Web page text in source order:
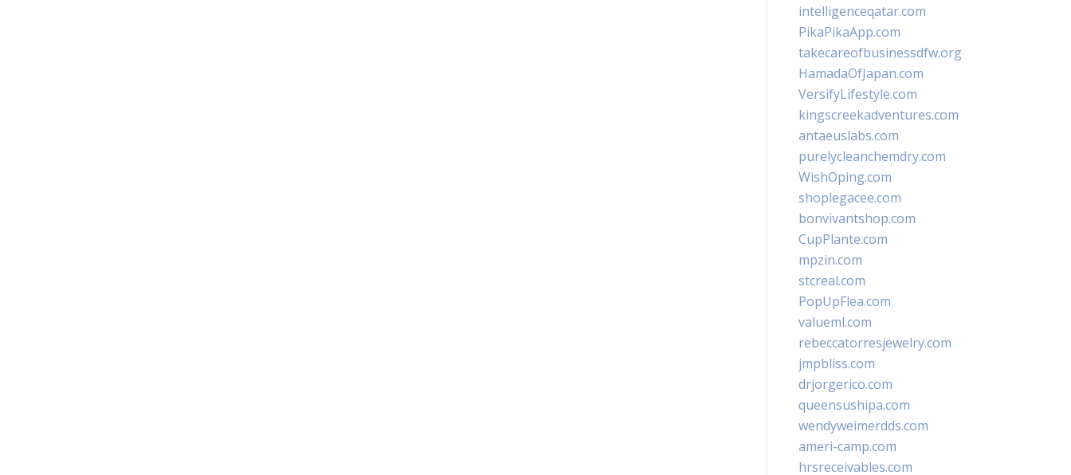
intelligenceqatar.com
PikaPikaApp.com
takecareofbusinessdfw.org
HamadaOfJapan.com
VersifyLifestyle.com
kingscreekadventures.com
antaeuslabs.com
purelycleanchemdry.com
WishOping.com
shoplegacee.com
bonvivantshop.com
CupPlante.com
mpzin.com
stcreal.com
PopUpFlea.com
valueml.com
rebeccatorresjewelry.com
jmpbliss.com
drjorgerico.com
queensushipa.com
wendyweimerdds.com
ameri-camp.com
hrsreceivables.com